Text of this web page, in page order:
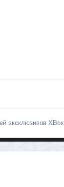
эксклюзивов XBox